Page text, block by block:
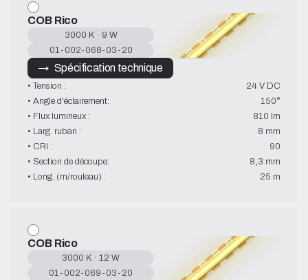
COB Rico
3000 K · 9 W
01-002-068-03-20
→   Spécification technique
• Tension :
24 V DC
• Angle d'éclairement:
150°
• Flux lumineux :
810 lm
• Larg. ruban :
8 mm
• CRI :
90
• Section de découpe:
8,3 mm
• Long. (m/rouleau) :
25 m
COB Rico
3000 K · 12 W
01-002-069-03-20